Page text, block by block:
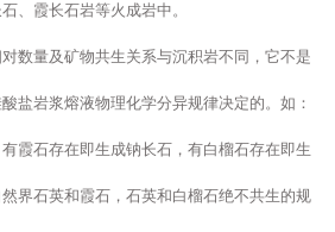
、霞长石岩等火成岩中。
量及矿物共生关系与沉积岩不同，它不是
盐岩浆熔液物理化学分异规律决定的。如：
霞石存在即生成钠长石，有白榴石存在即生
界石英和霞石，石英和白榴石绝不共生的规